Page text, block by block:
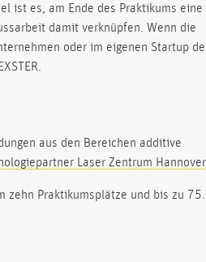
ist es, am Ende des Praktikums eine
damit verknüpfen. Wenn die
oder im eigenen Startup
aus den Bereichen additive
Laser Zentrum Hannover
zehn Praktikumsplätze und bis zu